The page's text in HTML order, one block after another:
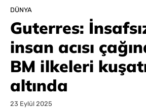
DÜNYA
Guterres:
insan acısı
BM ilkeleri
altında
23 Eylül 2025